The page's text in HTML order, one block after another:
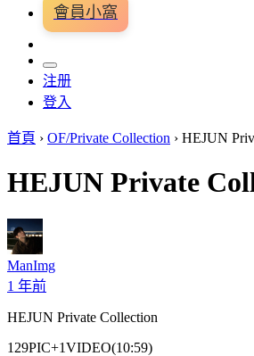
會員小窩
注册
登入
首頁 › OF/Private Collection › HEJUN
HEJUN Private
ManImg
1 年前
HEJUN Private Collection
129PIC+1VIDEO(10:59)